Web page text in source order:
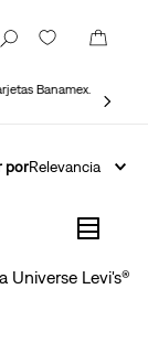
Banamex.
porRelevancia